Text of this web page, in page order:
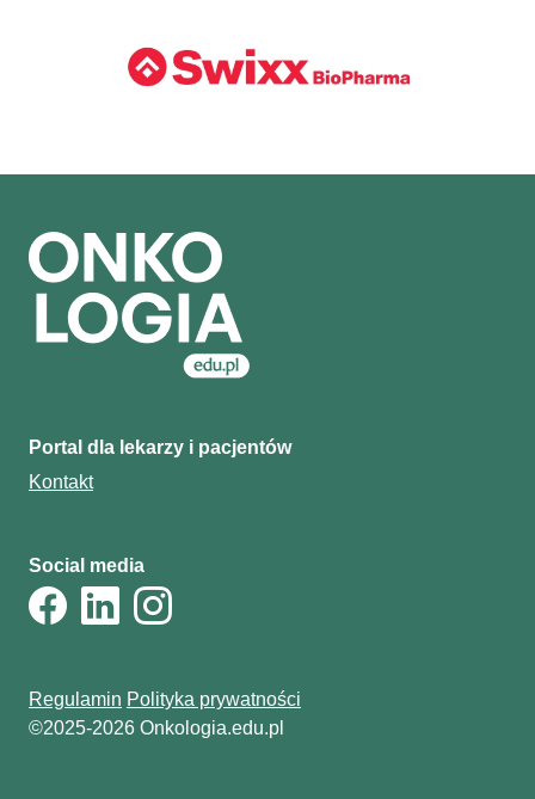
Portal dla lekarzy i pacjentów
Kontakt
Social media
Regulamin Polityka prywatności
©2025-2026 Onkologia.edu.pl